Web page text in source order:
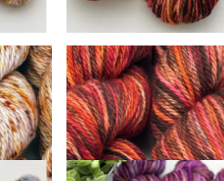
Claret, Superwash
Meriino, 100 g
25,00€
Vali
Sellel